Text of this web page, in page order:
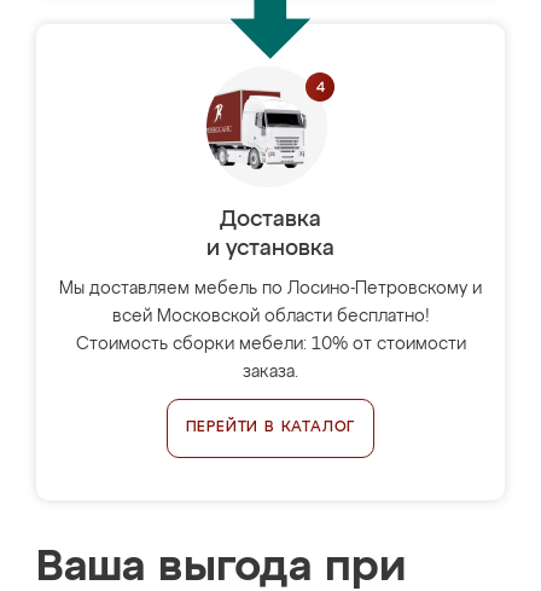
Доставка
и установка
Мы доставляем мебель по Лосино-Петровскому и
всей Московской области бесплатно!
Стоимость сборки мебели: 10% от стоимости
заказа.
ПЕРЕЙТИ В КАТАЛОГ
Ваша выгода при